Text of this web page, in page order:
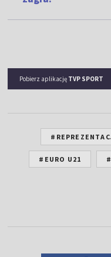
Pobierz aplikację TVP SPORT
#EURO U21